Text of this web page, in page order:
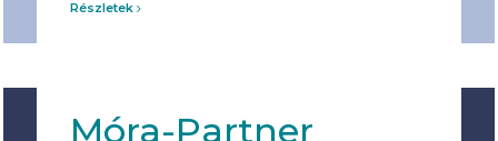
Részletek
Móra-Partner